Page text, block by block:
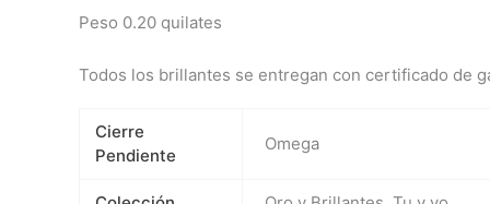
Peso 0.20 quilates
Todos los brillantes se entregan con certificado de
Cierre
Pendiente
Omega